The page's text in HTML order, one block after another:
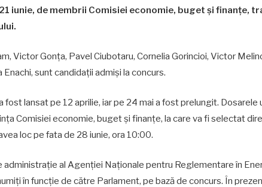
iunie, de membrii Comisiei economie, buget și finanțe,
Victor Gonța, Pavel Ciubotaru, Cornelia Gorincioi, Victor
Enachi, sunt candidații admiși la concurs.
fost lansat pe 12 aprilie, iar pe 24 mai a fost prelungit. Dosarele
Comisiei economie, buget și finanțe, la care va fi selectat
loc pe fata de 28 iunie, ora 10:00.
administrație al Agenției Naționale pentru Reglementare în
în funcție de către Parlament, pe bază de concurs. În